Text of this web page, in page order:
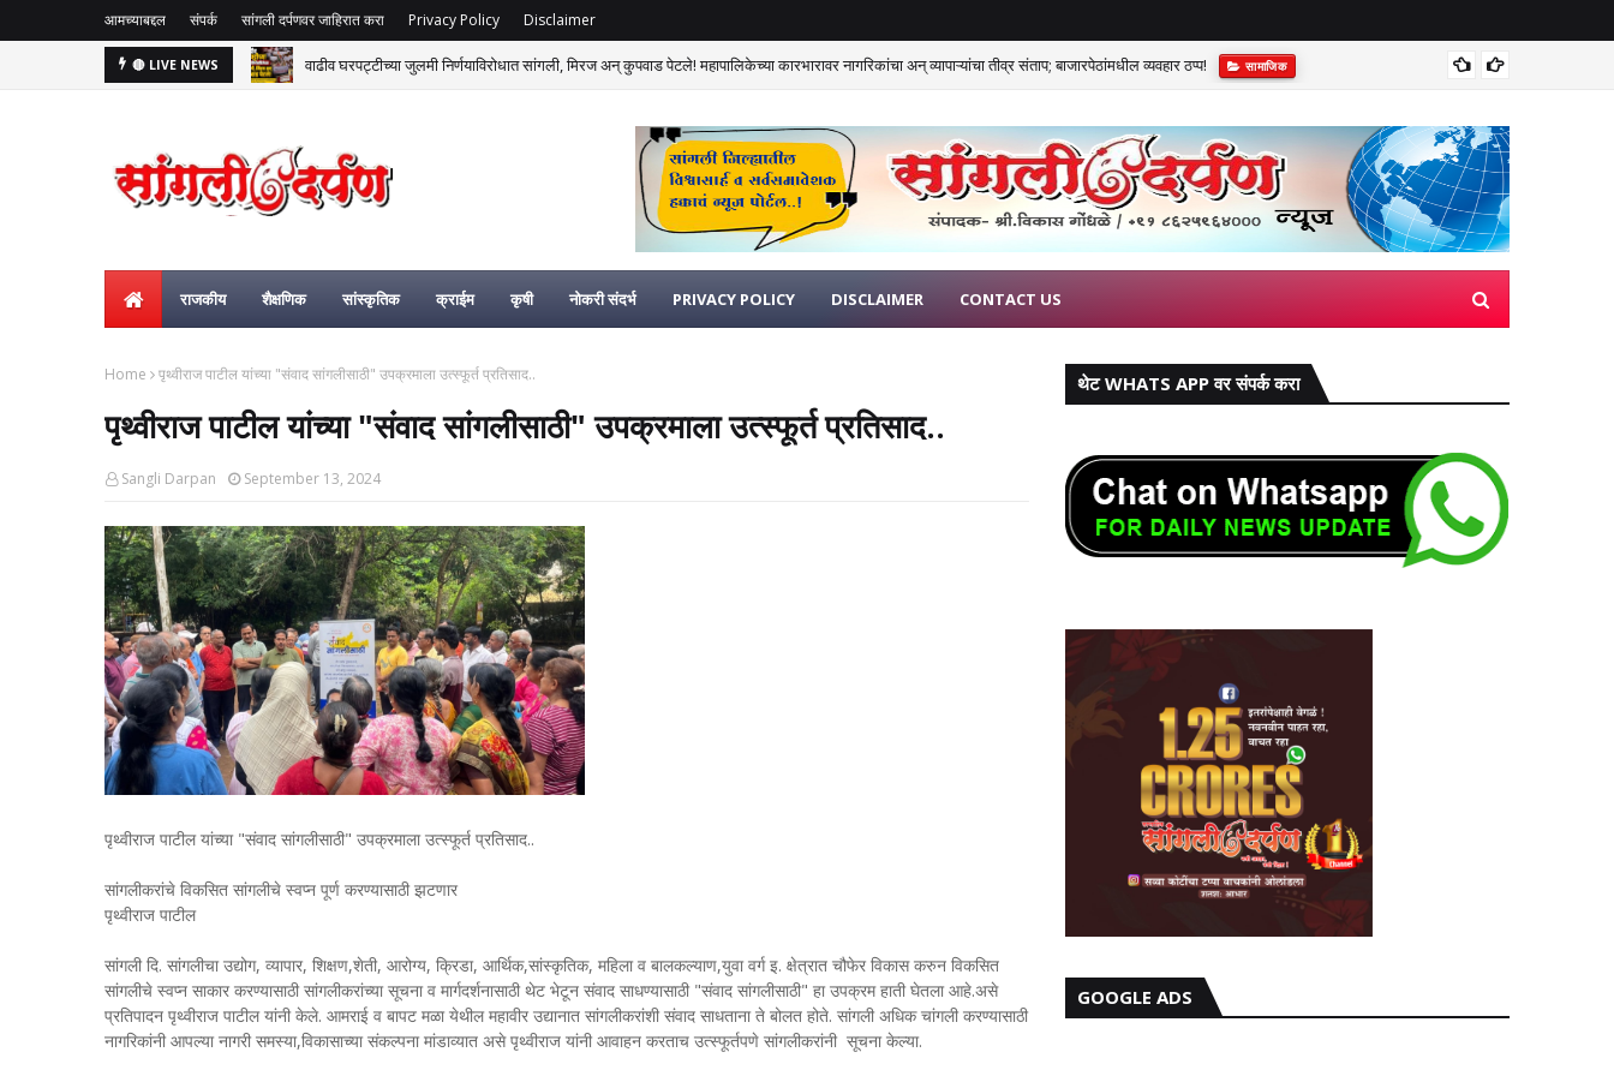
आमच्याबद्दल संपर्क सांगली दर्पणवर जाहिरात करा Privacy Policy Disclaimer
🔴 LIVE NEWS वाढीव घरपट्टीच्या जुलमी निर्णयाविरोधात सांगली, मिरज अन् कुपवाड पेटले! महापालिकेच्या कारभारावर नागरिकांचा अन् व्यापाऱ्यांचा तीव्र संताप; बाजारपेठांमधील व्यवहार ठप्प!​ सामाजिक
राजकीय शैक्षणिक सांस्कृतिक क्राईम कृषी नोकरी संदर्भ PRIVACY POLICY DISCLAIMER CONTACT US
Home पृथ्वीराज पाटील यांच्या "संवाद सांगलीसाठी" उपक्रमाला उत्स्फूर्त प्रतिसाद..
पृथ्वीराज पाटील यांच्या "संवाद सांगलीसाठी" उपक्रमाला उत्स्फूर्त प्रतिसाद..
Sangli Darpan September 13, 2024
पृथ्वीराज पाटील यांच्या "संवाद सांगलीसाठी" उपक्रमाला उत्स्फूर्त प्रतिसाद..
सांगलीकरांचे विकसित सांगलीचे स्वप्न पूर्ण करण्यासाठी झटणार
पृथ्वीराज पाटील
सांगली दि. सांगलीचा उद्योग, व्यापार, शिक्षण,शेती, आरोग्य, क्रिडा, आर्थिक,सांस्कृतिक, महिला व बालकल्याण,युवा वर्ग इ. क्षेत्रात चौफेर विकास करुन विकसित
सांगलीचे स्वप्न साकार करण्यासाठी सांगलीकरांच्या सूचना व मार्गदर्शनासाठी थेट भेटून संवाद साधण्यासाठी "संवाद सांगलीसाठी" हा उपक्रम हाती घेतला आहे.असे
प्रतिपादन पृथ्वीराज पाटील यांनी केले. आमराई व बापट मळा येथील महावीर उद्यानात सांगलीकरांशी संवाद साधताना ते बोलत होते. सांगली अधिक चांगली करण्यासाठी
नागरिकांनी आपल्या नागरी समस्या,विकासाच्या संकल्पना मांडाव्यात असे पृथ्वीराज यांनी आवाहन करताच उत्स्फूर्तपणे सांगलीकरांनी सूचना केल्या.
थेट WHATS APP वर संपर्क करा
GOOGLE ADS